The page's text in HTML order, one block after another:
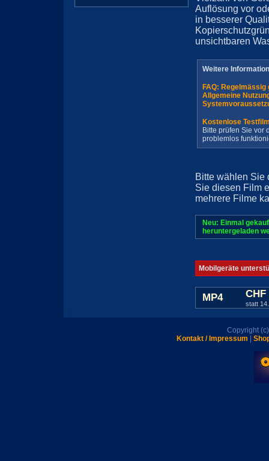
Auflösung vor
in besserer
unsichtbaren
Weitere
FAQ:
Allgemeine
Kostenlose
Bitte prüfen Sie vor
problemlos
Bitte wählen Sie
Sie diesen Film
mehrere Filme
Neu: Einmal
heruntergeladen
Mobilgeräte
MP4
statt
Copyright
Kontakt / Impressum